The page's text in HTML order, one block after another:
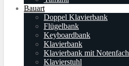
Bauart
Doppel Klavierbank
Flügelbank
Keyboardbank
Klavierbank
Klavierbank mit Notenfach
Klavierstuhl